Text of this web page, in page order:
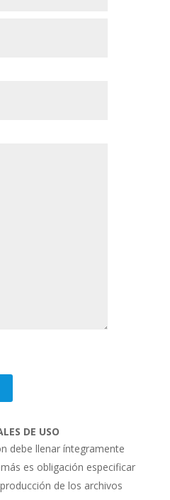
DE USO
debe llenar íntegramente
es obligación especificar
de los archivos